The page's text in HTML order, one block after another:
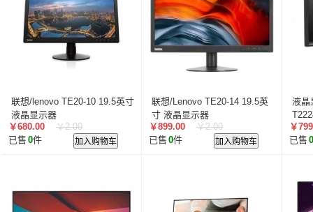
叠云/Cloudecker
麦克赛尔/maxell
中银科技/BOCT
蓝胜卡顿/kadenlan
极米/XGIMI
鸿合/HiteVision
惠科/HKC
高科光电/GKGD 清大视讯
沧田/
迅英/Bulldex 艾博德/iBoard
歌派/GEPAD
立思辰/LANXUM 利盟/Lexmark
LG 中矗/ZHONGCHU
顶尖/OVERTOP
富山/TOMAYA
爱维达/EVADA
智腾/
艾博德
东方中原 ITC
联想/lenovo TE20-10 19.5英寸
液晶显示器
￥680.00
￥2.00
已售 0件 加入购物车
联想/Lenovo TE20-14 19.5英
寸 液晶显示器
￥899.00
￥2.00
已售 0件 加入购物车
液晶
1080
￥
已售 0